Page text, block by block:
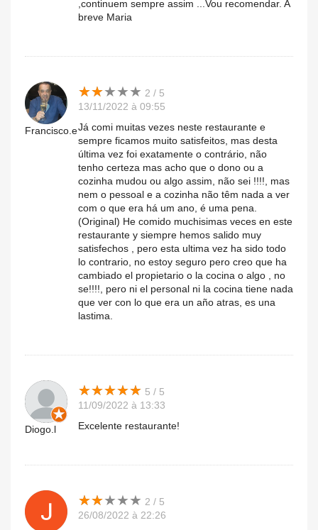
,continuem sempre assim ...Vou recomendar. A
breve Maria
Francisco.e
★★★★★
★★★★★ 2 / 5
13/11/2022 à 09:55
Já comi muitas vezes neste restaurante e
sempre ficamos muito satisfeitos, mas desta
última vez foi exatamente o contrário, não
tenho certeza mas acho que o dono ou a
cozinha mudou ou algo assim, não sei !!!!, mas
nem o pessoal e a cozinha não têm nada a ver
com o que era há um ano, é uma pena.
(Original) He comido muchisimas veces en este
restaurante y siempre hemos salido muy
satisfechos , pero esta ultima vez ha sido todo
lo contrario, no estoy seguro pero creo que ha
cambiado el propietario o la cocina o algo , no
se!!!!, pero ni el personal ni la cocina tiene nada
que ver con lo que era un año atras, es una
lastima.
Diogo.l
★★★★★
★★★★★ 5 / 5
11/09/2022 à 13:33
Excelente restaurante!
★★★★★
★★★★★ 2 / 5
26/08/2022 à 22:26